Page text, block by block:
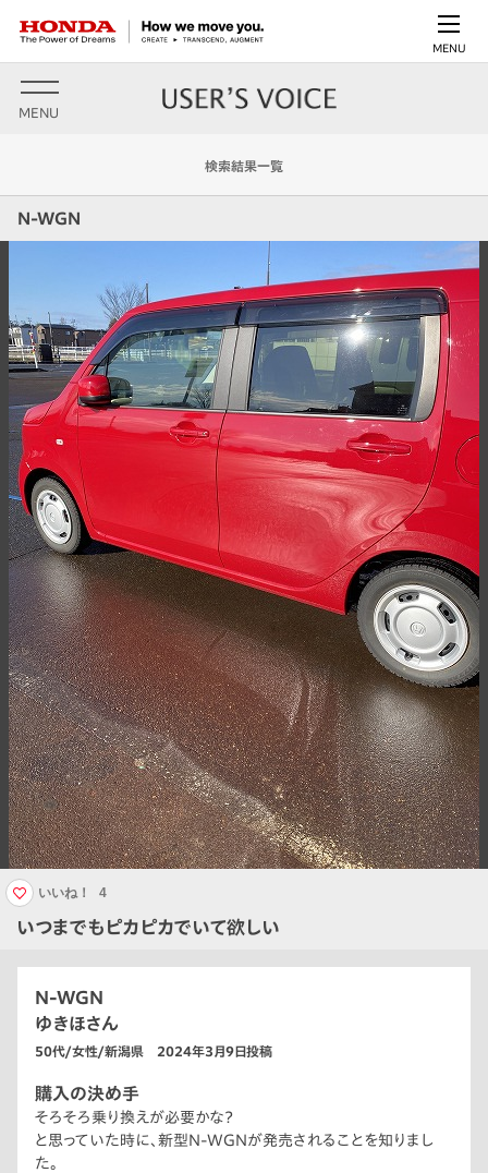
MENU
MENU
検索結果一覧
N-WGN
いつまでもピカピカでいて欲しい
いいね！ 4
N-WGN
ゆきほさん
50代/女性/新潟県 2024年3月9日投稿
購入の決め手
そろそろ乗り換えが必要かな？
と思っていた時に、新型N-WGNが発売されることを知りまし
た。